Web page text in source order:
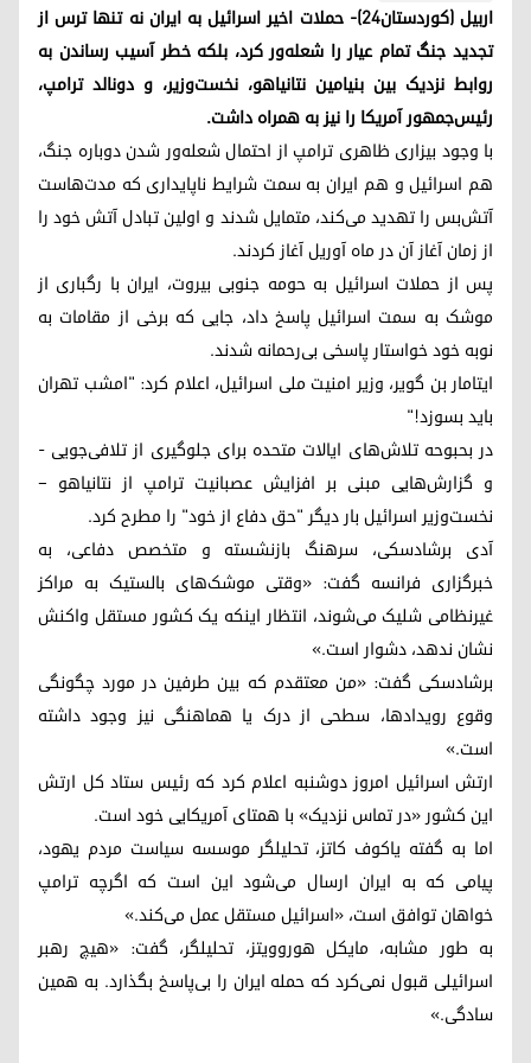
اربیل (کوردستان۲۴)- حملات اخیر اسرائیل به ایران نه تنها ترس از
تجدید جنگ تمام عیار را شعله‌ور کرد، بلکه خطر آسیب رساندن به
روابط نزدیک بین بنیامین نتانیاهو، نخست‌وزیر، و دونالد ترامپ،
رئیس‌جمهور آمریکا را نیز به همراه داشت.
با وجود بیزاری ظاهری ترامپ از احتمال شعله‌ور شدن دوباره جنگ،
هم اسرائیل و هم ایران به سمت شرایط ناپایداری که مدت‌هاست
آتش‌بس را تهدید می‌کند، متمایل شدند و اولین تبادل آتش خود را
از زمان آغاز آن در ماه آوریل آغاز کردند.
پس از حملات اسرائیل به حومه جنوبی بیروت، ایران با رگباری از
موشک به سمت اسرائیل پاسخ داد، جایی که برخی از مقامات به
نوبه خود خواستار پاسخی بی‌رحمانه شدند.
ایتامار بن گویر، وزیر امنیت ملی اسرائیل، اعلام کرد: "امشب تهران
باید بسوزد!"
در بحبوحه تلاش‌های ایالات متحده برای جلوگیری از تلافی‌جویی -
و گزارش‌هایی مبنی بر افزایش عصبانیت ترامپ از نتانیاهو –
نخست‌وزیر اسرائیل بار دیگر "حق دفاع از خود" را مطرح کرد.
آدی برشادسکی، سرهنگ بازنشسته و متخصص دفاعی، به
خبرگزاری فرانسه گفت: «وقتی موشک‌های بالستیک به مراکز
غیرنظامی شلیک می‌شوند، انتظار اینکه یک کشور مستقل واکنش
نشان ندهد، دشوار است.»
برشادسکی گفت: «من معتقدم که بین طرفین در مورد چگونگی
وقوع رویدادها، سطحی از درک یا هماهنگی نیز وجود داشته
است.»
ارتش اسرائیل امروز دوشنبه اعلام کرد که رئیس ستاد کل ارتش
این کشور «در تماس نزدیک» با همتای آمریکایی خود است.
اما به گفته یاکوف کاتز، تحلیلگر موسسه سیاست مردم یهود،
پیامی که به ایران ارسال می‌شود این است که اگرچه ترامپ
خواهان توافق است، «اسرائیل مستقل عمل می‌کند.»
به طور مشابه، مایکل هوروویتز، تحلیلگر، گفت: «هیچ رهبر
اسرائیلی قبول نمی‌کرد که حمله ایران را بی‌پاسخ بگذارد. به همین
سادگی.»